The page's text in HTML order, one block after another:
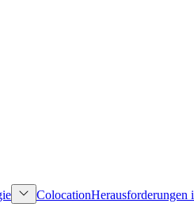
ColocationHerausforderungen